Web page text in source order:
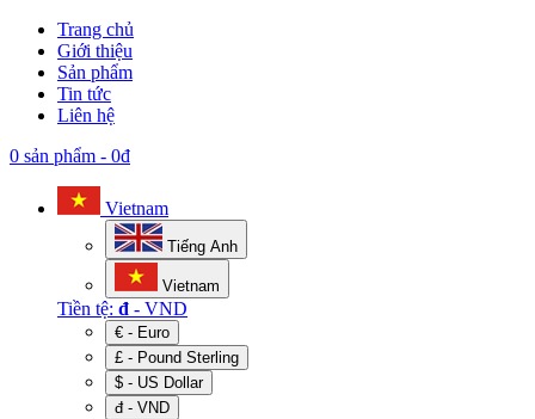
Trang chủ
Giới thiệu
Sản phẩm
Tin tức
Liên hệ
0 sản phẩm - 0đ
Vietnam
Tiếng Anh
Vietnam
Tiền tệ: đ - VND
€ - Euro
£ - Pound Sterling
$ - US Dollar
đ - VND